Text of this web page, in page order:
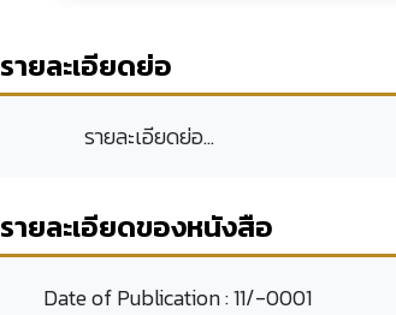
รายละเอียดย่อ
รายละเอียดย่อ...
รายละเอียดของหนังสือ
Date of Publication :11/-0001